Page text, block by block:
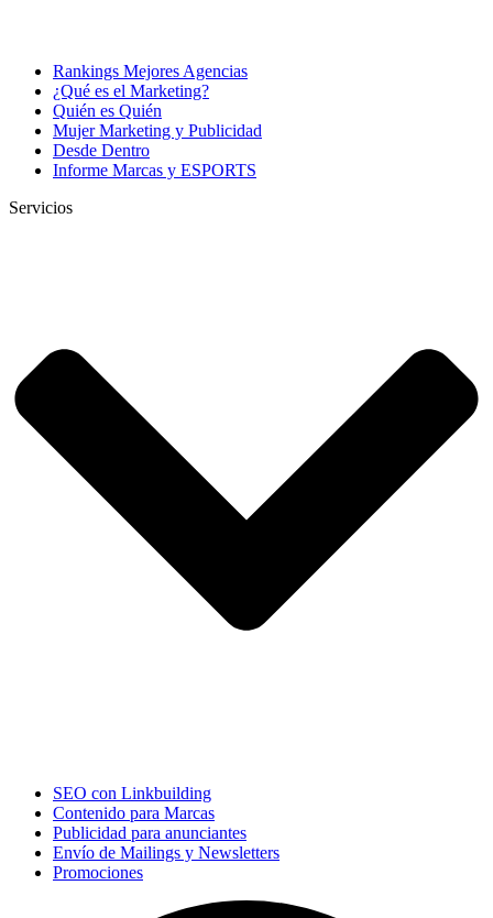
Rankings Mejores Agencias
¿Qué es el Marketing?
Quién es Quién
Mujer Marketing y Publicidad
Desde Dentro
Informe Marcas y ESPORTS
Servicios
SEO con Linkbuilding
Contenido para Marcas
Publicidad para anunciantes
Envío de Mailings y Newsletters
Promociones